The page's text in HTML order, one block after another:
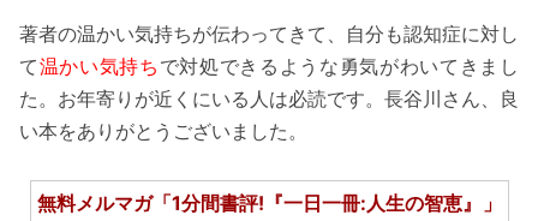
著者の温かい気持ちが伝わってきて、自分も認知症に対し
て温かい気持ち で対処できるような勇気がわいてきまし
た。お年寄りが近くにいる人は必読です。長谷川さん、良
い本をありがとうございました。
無料メルマガ「1分間書評!『一日一冊:人生の智恵』」